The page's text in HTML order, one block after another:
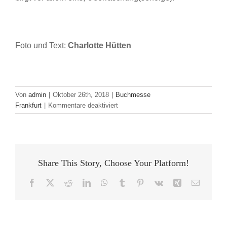
Foto und Text: Charlotte Hütten
Von admin | Oktober 26th, 2018 | Buchmesse
Frankfurt | Kommentare deaktiviertfür
Wird
die
Creative
Share This Story, Choose Your Platform!
Facebook RedditLinkedInWhatsApp
Tumblr Pinterest
Vk Xing E-